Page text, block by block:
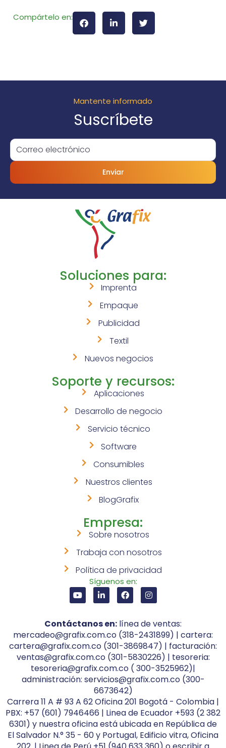
Compártelo en:
Mantente informado
Suscríbete
Enviar
Soluciones para:
Imprenta
Empaque
Publicidad
Textil
Nuevos negocios
Soporte y recursos:
Aplicaciones
Desarrollo de negocio
Servicio técnico
Software
Consumibles
Nuestros clientes
BlogGrafix
Empresa:
Sobre nosotros
Trabaja con nosotros
Política de privacidad
Síguenos en:
Contáctanos en: línea de ventas:
mercadeo@grafix.com.co (318-2431899) | cartera:
cartera@grafix.com.co (301-3869847) | facturación:
ventas@grafix.com.co (301-5830226) | tesoreria:
tesoreria@grafix.com.co ( 300-3525962)|
administración: servicios@grafix.com.co (300-
6673642)
Carrera 11 A # 93 A 62 Oficina 201 Bogotá - Colombia |
PBX: +57 (601) 7946466 | Linea de Ecuador +593 (2 382
6301) y nuestra oficina está ubicada en República de
El Salvador N.° 35 - 60 y Portugal, Edificio vitra, Oficina